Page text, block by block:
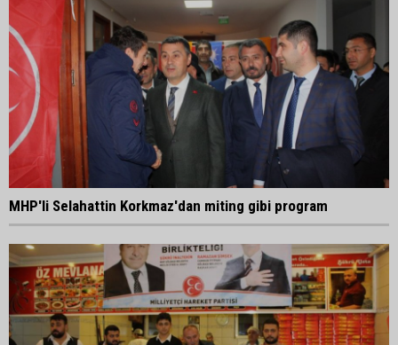
MHP'li Selahattin Korkmaz'dan miting gibi program